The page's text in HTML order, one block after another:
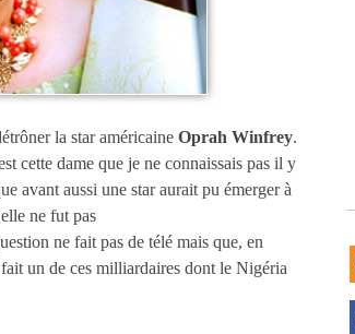
la star américaine Oprah Winfrey.
cette dame que je ne connaissais pas il y
avant aussi une star aurait pu émerger à
ne fut pas
ne fait pas de télé mais que, en
un de ces milliardaires dont le Nigéria